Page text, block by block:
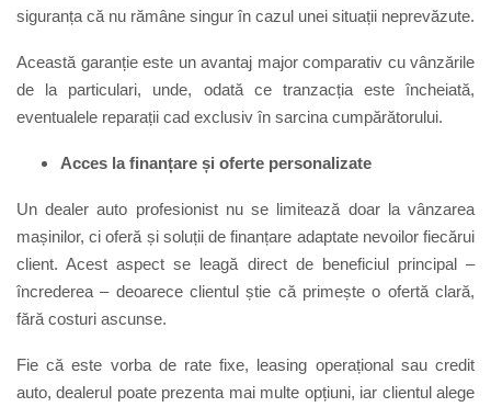
siguranța că nu rămâne singur în cazul unei situații neprevăzute.
Această garanție este un avantaj major comparativ cu vânzările
de la particulari, unde, odată ce tranzacția este încheiată,
eventualele reparații cad exclusiv în sarcina cumpărătorului.
Acces la finanțare și oferte personalizate
Un dealer auto profesionist nu se limitează doar la vânzarea
mașinilor, ci oferă și soluții de finanțare adaptate nevoilor fiecărui
client. Acest aspect se leagă direct de beneficiul principal –
încrederea – deoarece clientul știe că primește o ofertă clară,
fără costuri ascunse.
Fie că este vorba de rate fixe, leasing operațional sau credit
auto, dealerul poate prezenta mai multe opțiuni, iar clientul alege